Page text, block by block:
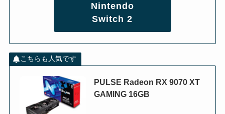
Nintendo
Switch 2
こちらも人気です
PULSE Radeon RX 9070 XT
GAMING 16GB